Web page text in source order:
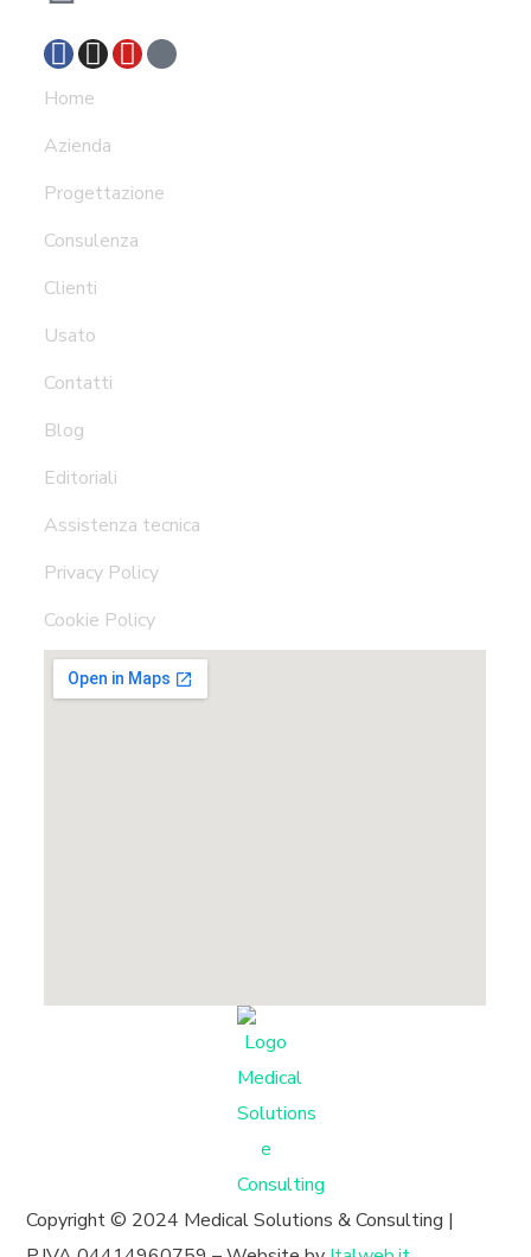
Home
Azienda
Progettazione
Consulenza
Clienti
Usato
Contatti
Blog
Editoriali
Assistenza tecnica
Privacy Policy
Cookie Policy
Copyright © 2024 Medical Solutions & Consulting |